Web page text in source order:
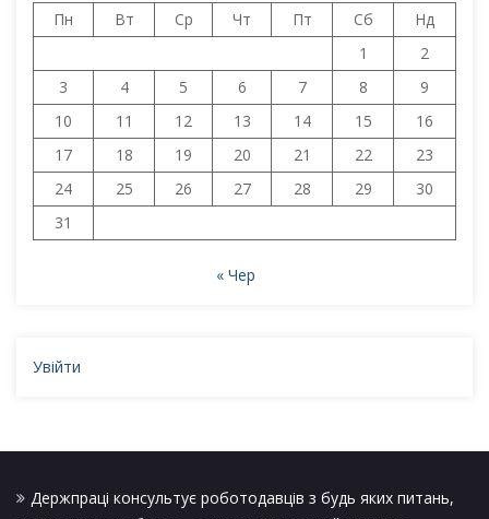
Пн
Вт Ср Чт Пт Сб
Нд
1
2
3
4 5 6 7 8
9
10
11 12 13 14 15
16
17
18 19 20 21 22
23
24
25 26 27 28 29
30
31
« Чер
Увійти
Держпраці консультує роботодавців з будь яких питань,